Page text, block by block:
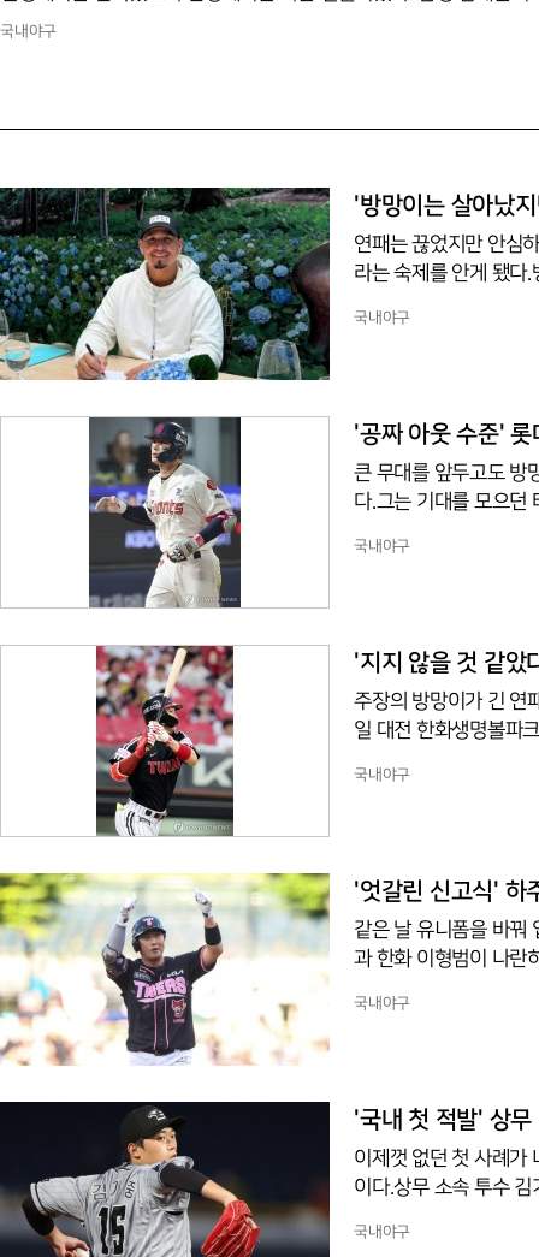
국내야구
'방망이는 살아났
연패는 끊었지만 안심
라는 숙제를 안게 됐다
타로 살아났고 박해
평균자책점은 7.91로
국내야구
'공짜 아웃 수준'
큰 무대를 앞두고도 방
다.그는 기대를 모으
만큼 올해 더 나은 성
간 아시안게임 대표팀
국내야구
'지지 않을 것 같았
주장의 방망이가 긴 연
일 대전 한화생명볼파
를 15-11로 제압하며
그러면서 투타 밸런스
국내야구
'엇갈린 신고식' 하
같은 날 유니폼을 바꿔
과 한화 이형범이 나란
타석에서 적시 2루타
기에서 구원 등판한
국내야구
'국내 첫 적발' 상
이제껏 없던 첫 사례가
이다.상무 소속 투수
물질 검사를 받았고
국내야구